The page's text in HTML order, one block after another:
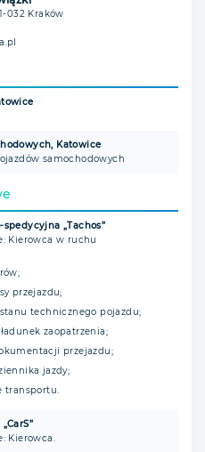
032 Kraków
Katowice
samochodowych
„Tachos”
Kierowca w ruchu
przejazdu;
technicznego pojazdu;
zaopatrzenia;
przejazdu;
jazdy;
transportu.
Kierowca.